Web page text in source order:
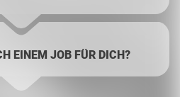
EINEM JOB FÜR DICH?